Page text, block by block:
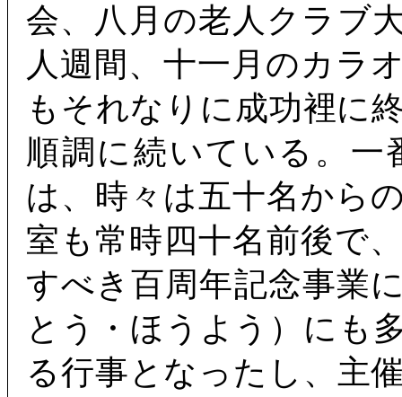
会、八月の老人クラブ
人週間、十一月のカラ
もそれなりに成功裡に
順調に続いている。
は、時々は五十名から
室も常時四十名前後で
すべき百周年記念事業
とう・ほうよう）にも
る行事となったし、主